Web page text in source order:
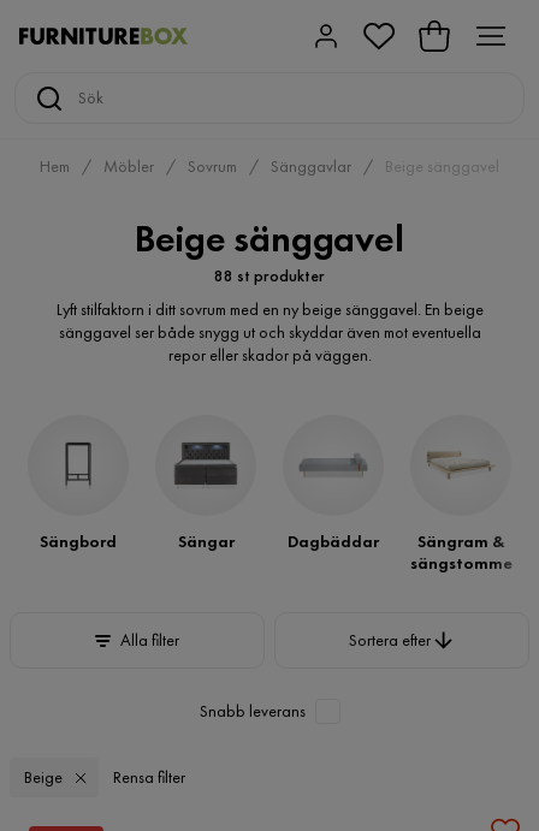
Hem Möbler Sovrum Sänggavlar Beige sänggavel
Beige sänggavel
88 st produkter
Lyft stilfaktorn i ditt sovrum med en ny beige sänggavel. En beige
sänggavel ser både snygg ut och skyddar även mot eventuella
repor eller skador på väggen.
Sängbord Sängar Dagbäddar
Sängram &
sängstomme
Alla filter Sortera efter
Snabb leverans
Beige Rensa filter